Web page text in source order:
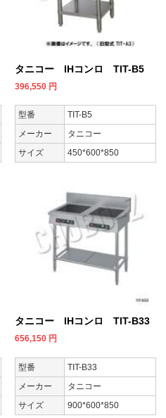
タニコー IHコンロ TIT-B5
396,550 円
型番
TIT-B5
メーカー
タニコー
サイズ
450*600*850
タニコー IHコンロ TIT-B33
656,150 円
型番
TIT-B33
メーカー
タニコー
サイズ
900*600*850